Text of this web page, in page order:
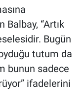
“Artık
Bugün
tutum da
bunun sadece
ifadelerini